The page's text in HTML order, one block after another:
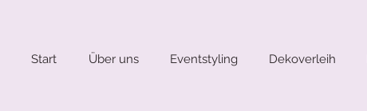
Start Über uns Eventstyling Dekoverleih